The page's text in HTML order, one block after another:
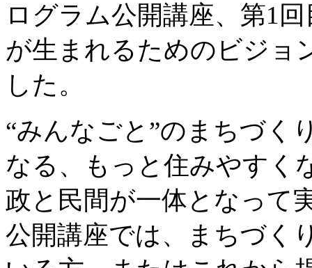
ログラム公開講座、第1
が生まれるためのビジョ
した。
“みんなごと”のまちづく
なる、もっと住みやすく
政と民間が一体となって
公開講座では、まちづく